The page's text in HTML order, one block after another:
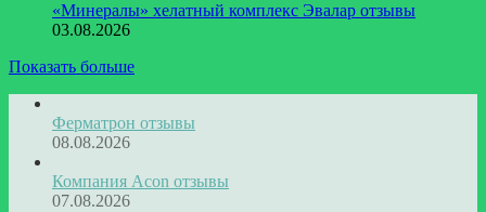
«Минералы» хелатный комплекс Эвалар отзывы
03.08.2026
Показать больше
Ферматрон отзывы
08.08.2026
Компания Acon отзывы
07.08.2026